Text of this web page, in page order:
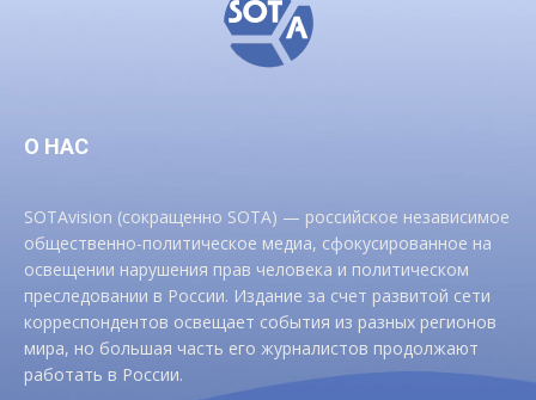
О НАС
SOTAvision (сокращенно SOTA) — российское независимое
общественно-политическое медиа, сфокусированное на
освещении нарушения прав человека и политическом
преследовании в России. Издание за счет развитой сети
корреспондентов освещает события из разных регионов
мира, но большая часть его журналистов продолжают
работать в России.